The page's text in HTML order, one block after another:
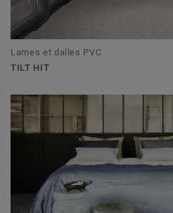
Lames et dalles PVC
TILT HIT